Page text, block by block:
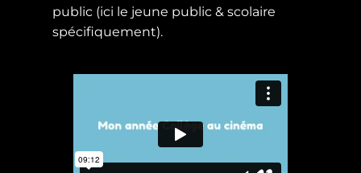
public (ici le jeune public & scolaire
spécifiquement).